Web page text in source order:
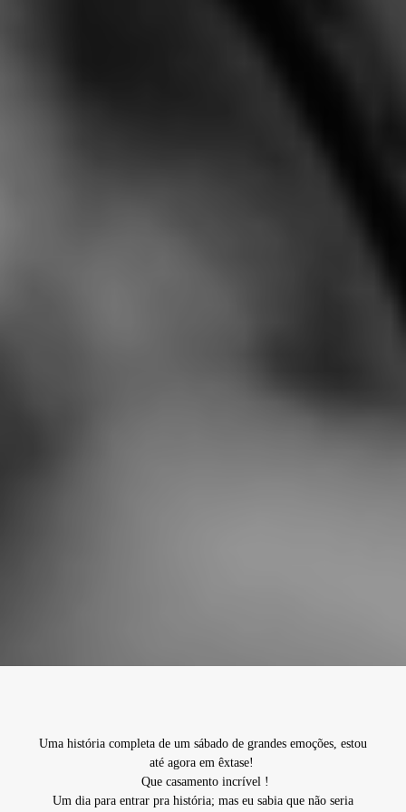
Uma história completa de um sábado de grandes emoções, estou
até agora em êxtase!
Que casamento incrível !
Um dia para entrar pra história; mas eu sabia que não seria